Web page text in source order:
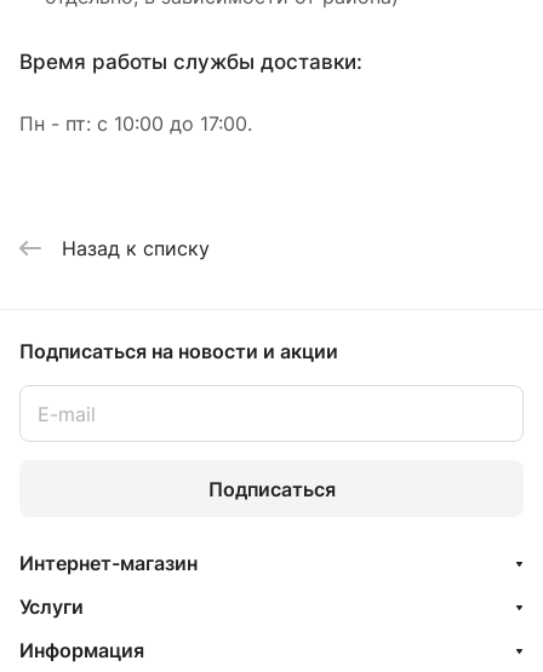
Время работы службы доставки:
Пн - пт: с 10:00 до 17:00.
Назад к списку
Подписаться на новости и акции
Подписаться
Интернет-магазин
Услуги
Информация